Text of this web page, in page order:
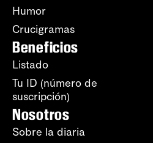
Humor
Crucigramas
Beneficios
Listado
Tu ID (número de
suscripción)
Nosotros
Sobre la diaria